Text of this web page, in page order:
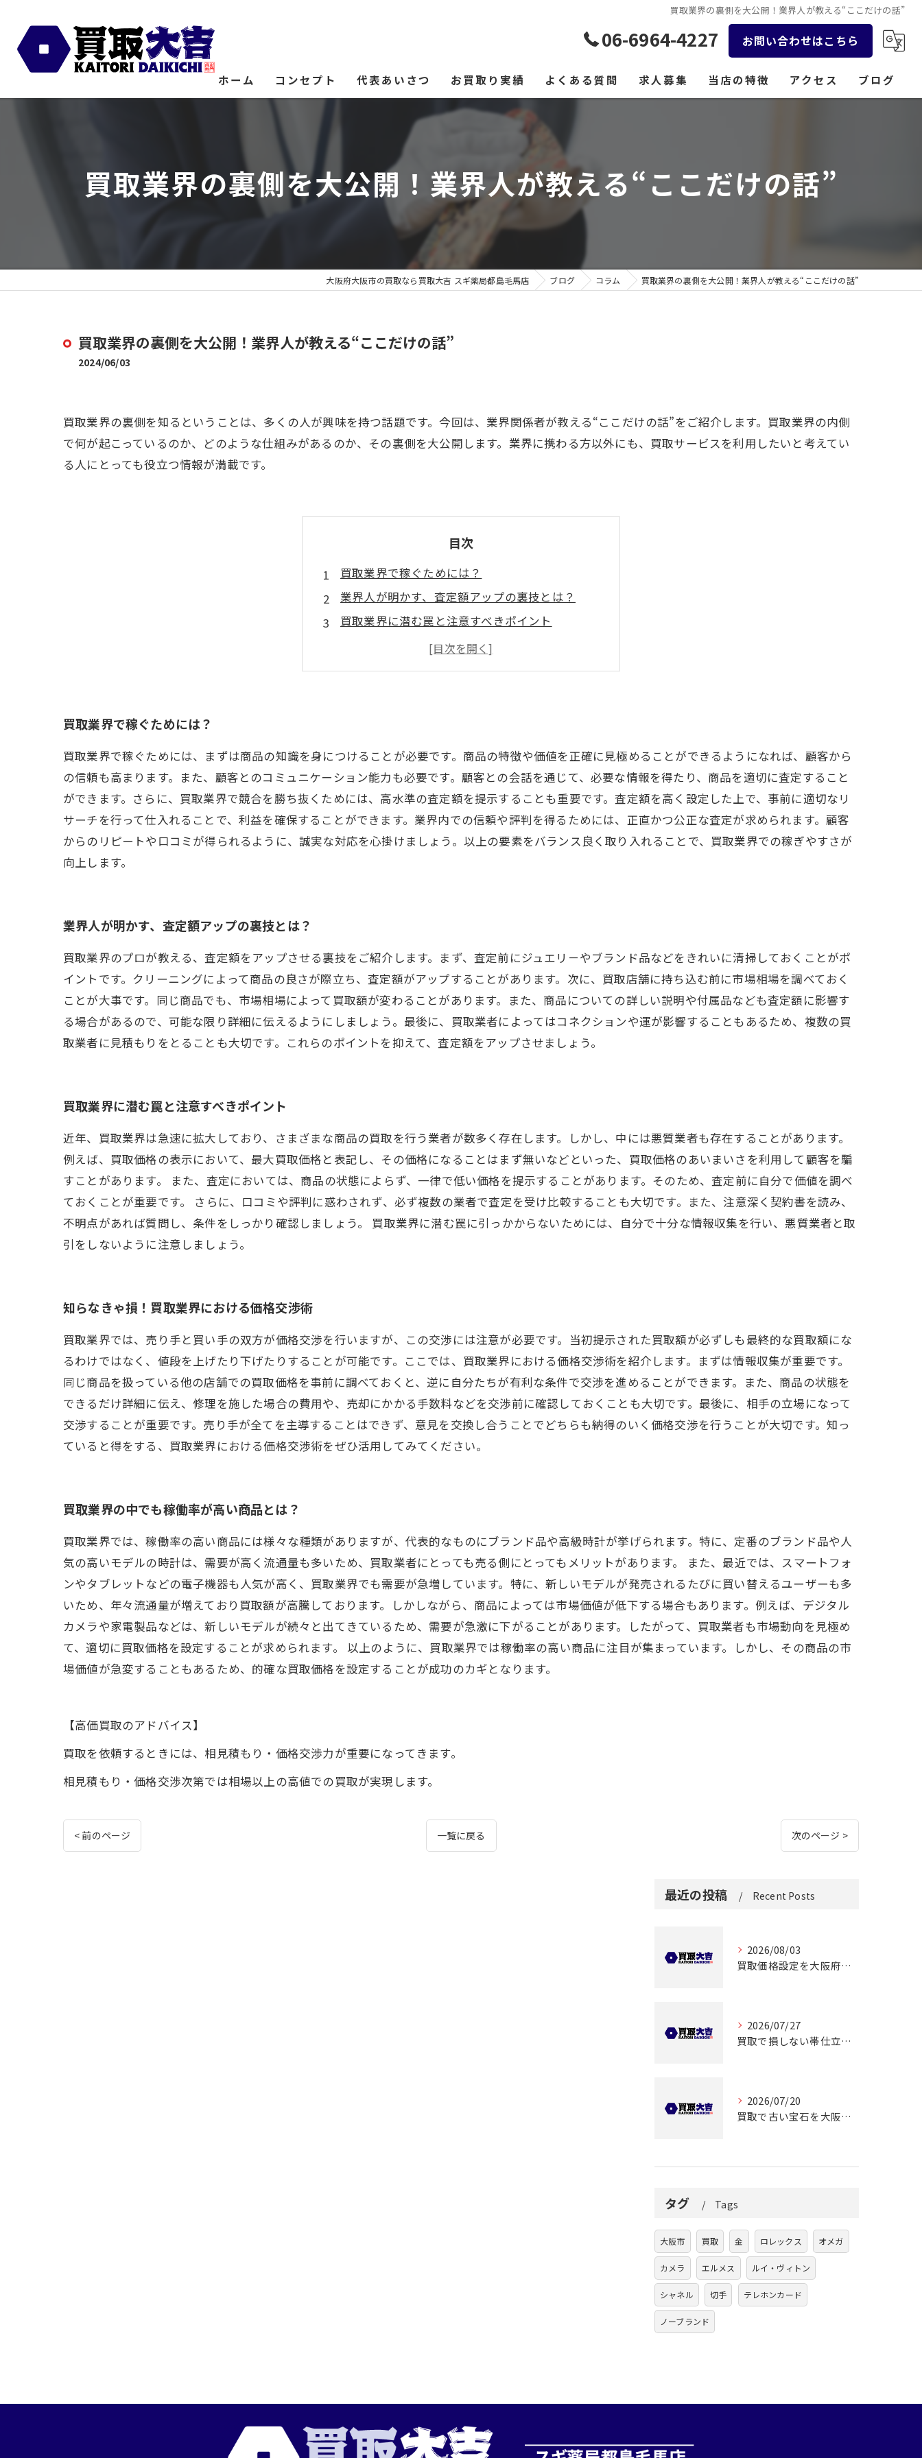
買取業界の裏側を大公開！業界人が教える“ここだけの話”
06-6964-4227 お問い合わせはこちら
ホーム コンセプト 代表あいさつ お買取り実績 よくある質問 求人募集 当店の特徴
バッグ
アクセス ブログ
買取業界の裏側を大公開！業界人が教える“ここだけの話”
大阪府大阪市の買取なら買取大吉 スギ薬局都島毛馬店 ブログ コラム 買取業界の裏側を大公開！業界人が教える“ここだけの話”
買取業界の裏側を大公開！業界人が教える“ここだけの話”
2024/06/03
買取業界の裏側を知るということは、多くの人が興味を持つ話題です。今回は、業界関係者が教える“ここだけの話”をご紹介します。買取業界の内側
で何が起こっているのか、どのような仕組みがあるのか、その裏側を大公開します。業界に携わる方以外にも、買取サービスを利用したいと考えてい
る人にとっても役立つ情報が満載です。
目次
買取業界で稼ぐためには？
業界人が明かす、査定額アップの裏技とは？
買取業界に潜む罠と注意すべきポイント
知らなきゃ損！買取業界における価格交渉術
買取業界の中でも稼働率が高い商品とは？
買取業界で稼ぐためには？
買取業界で稼ぐためには、まずは商品の知識を身につけることが必要です。商品の特徴や価値を正確に見極めることができるようになれば、顧客から
の信頼も高まります。また、顧客とのコミュニケーション能力も必要です。顧客との会話を通じて、必要な情報を得たり、商品を適切に査定すること
ができます。さらに、買取業界で競合を勝ち抜くためには、高水準の査定額を提示することも重要です。査定額を高く設定した上で、事前に適切なリ
サーチを行って仕入れることで、利益を確保することができます。業界内での信頼や評判を得るためには、正直かつ公正な査定が求められます。顧客
からのリピートや口コミが得られるように、誠実な対応を心掛けましょう。以上の要素をバランス良く取り入れることで、買取業界での稼ぎやすさが
向上します。
業界人が明かす、査定額アップの裏技とは？
買取業界のプロが教える、査定額をアップさせる裏技をご紹介します。まず、査定前にジュエリ－やブランド品などをきれいに清掃しておくことがポ
イントです。クリーニングによって商品の良さが際立ち、査定額がアップすることがあります。次に、買取店舗に持ち込む前に市場相場を調べておく
ことが大事です。同じ商品でも、市場相場によって買取額が変わることがあります。また、商品についての詳しい説明や付属品なども査定額に影響す
る場合があるので、可能な限り詳細に伝えるようにしましょう。最後に、買取業者によってはコネクションや運が影響することもあるため、複数の買
取業者に見積もりをとることも大切です。これらのポイントを抑えて、査定額をアップさせましょう。
買取業界に潜む罠と注意すべきポイント
近年、買取業界は急速に拡大しており、さまざまな商品の買取を行う業者が数多く存在します。しかし、中には悪質業者も存在することがあります。
例えば、買取価格の表示において、最大買取価格と表記し、その価格になることはまず無いなどといった、買取価格のあいまいさを利用して顧客を騙
すことがあります。 また、査定においては、商品の状態によらず、一律で低い価格を提示することがあります。そのため、査定前に自分で価値を調べ
ておくことが重要です。 さらに、口コミや評判に惑わされず、必ず複数の業者で査定を受け比較することも大切です。また、注意深く契約書を読み、
不明点があれば質問し、条件をしっかり確認しましょう。 買取業界に潜む罠に引っかからないためには、自分で十分な情報収集を行い、悪質業者と取
引をしないように注意しましょう。
知らなきゃ損！買取業界における価格交渉術
買取業界では、売り手と買い手の双方が価格交渉を行いますが、この交渉には注意が必要です。当初提示された買取額が必ずしも最終的な買取額にな
るわけではなく、値段を上げたり下げたりすることが可能です。ここでは、買取業界における価格交渉術を紹介します。まずは情報収集が重要です。
同じ商品を扱っている他の店舗での買取価格を事前に調べておくと、逆に自分たちが有利な条件で交渉を進めることができます。また、商品の状態を
できるだけ詳細に伝え、修理を施した場合の費用や、売却にかかる手数料などを交渉前に確認しておくことも大切です。最後に、相手の立場になって
交渉することが重要です。売り手が全てを主導することはできず、意見を交換し合うことでどちらも納得のいく価格交渉を行うことが大切です。知っ
ていると得をする、買取業界における価格交渉術をぜひ活用してみてください。
買取業界の中でも稼働率が高い商品とは？
買取業界では、稼働率の高い商品には様々な種類がありますが、代表的なものにブランド品や高級時計が挙げられます。特に、定番のブランド品や人
気の高いモデルの時計は、需要が高く流通量も多いため、買取業者にとっても売る側にとってもメリットがあります。 また、最近では、スマートフォ
ンやタブレットなどの電子機器も人気が高く、買取業界でも需要が急増しています。特に、新しいモデルが発売されるたびに買い替えるユーザーも多
いため、年々流通量が増えており買取額が高騰しております。しかしながら、商品によっては市場価値が低下する場合もあります。例えば、デジタル
カメラや家電製品などは、新しいモデルが続々と出てきているため、需要が急激に下がることがあります。したがって、買取業者も市場動向を見極め
て、適切に買取価格を設定することが求められます。 以上のように、買取業界では稼働率の高い商品に注目が集まっています。しかし、その商品の市
場価値が急変することもあるため、的確な買取価格を設定することが成功のカギとなります。
【高価買取のアドバイス】
買取を依頼するときには、相見積もり・価格交渉力が重要になってきます。
相見積もり・価格交渉次第では相場以上の高値での買取が実現します。
< 前のページ 一覧に戻る 次のページ >
最近の投稿 Recent Posts
2026/08/03
買取価格設定を大阪府大阪市都島区友渕町で適正に行うための相場確認ポイント
2026/07/27
買取で損しない帯仕立て品の査定ポイントと価格アップのコツ解説
2026/07/20
買取で古い宝石を大阪府大阪市都島区大東町で高く売るコツと査定ポイント徹底解説
タグ Tags
大阪市 買取 金 ロレックス オメガ
カメラ エルメス ルイ・ヴィトン
シャネル 切手 テレホンカード
ノーブランド